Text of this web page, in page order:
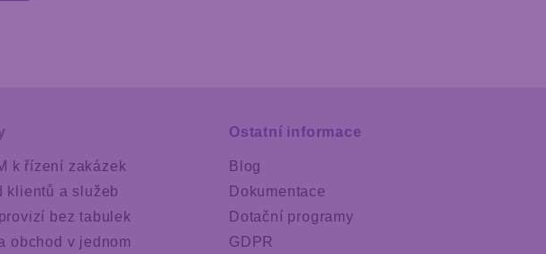
k řízení zakázek
klientů a služeb
bez tabulek
obchod v jednom
Ostatní informace
Blog
Dokumentace
Dotační programy
GDPR